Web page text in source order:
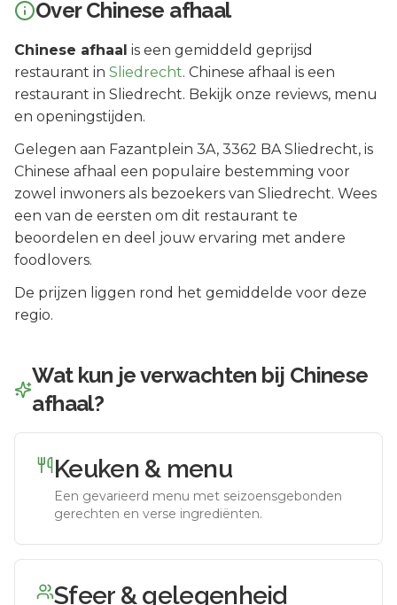
OverChinese afhaal
Chinese afhaal is een gemiddeld geprijsd
restaurant in Sliedrecht. Chinese afhaal is een
restaurant in Sliedrecht. Bekijk onze reviews, menu
en openingstijden.
Gelegen aan Fazantplein 3A, 3362 BA Sliedrecht, is
Chinese afhaal een populaire bestemming voor
zowel inwoners als bezoekers van Sliedrecht. Wees
een van de eersten om dit restaurant te
beoordelen en deel jouw ervaring met andere
foodlovers.
De prijzen liggen rond het gemiddelde voor deze
regio.
Wat kun je verwachten bij Chinese
afhaal?
Keuken & menu
Een gevarieerd menu met seizoensgebonden
gerechten en verse ingrediënten.
Sfeer & gelegenheid